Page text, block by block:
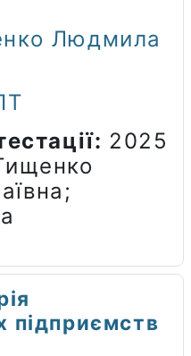
Людмила
: 2025
підприємств